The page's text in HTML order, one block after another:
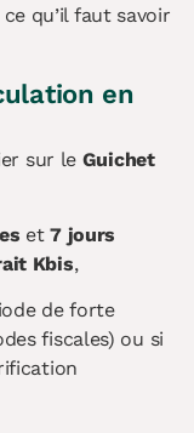
qu’il faut savoir
en
sur le Guichet
et7 jours
Kbis,
de forte
fiscales) ou si